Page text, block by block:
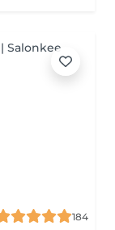
184